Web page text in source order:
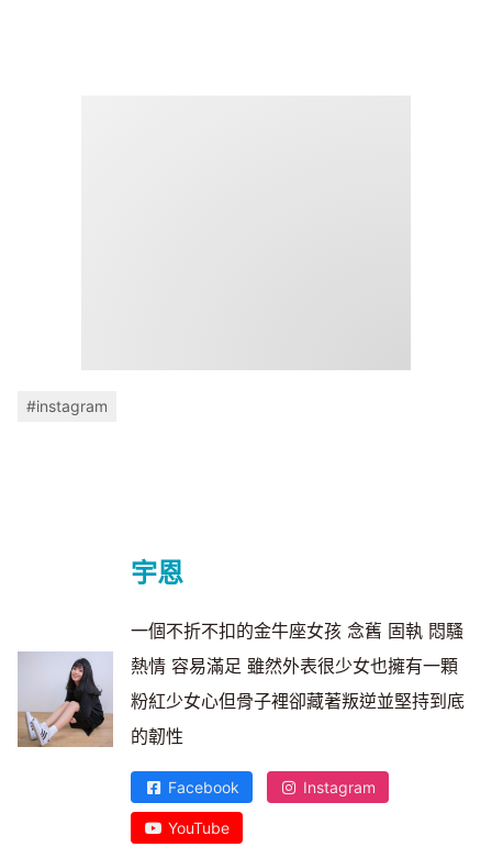
#instagram
宇恩
一個不折不扣的金牛座女孩 念舊 固執 悶騷
熱情 容易滿足 雖然外表很少女也擁有一顆
粉紅少女心但骨子裡卻藏著叛逆並堅持到底
的韌性
Facebook Instagram
YouTube